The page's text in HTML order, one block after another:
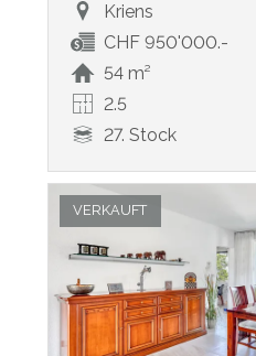
Kriens
CHF 950'000.-
54 m²
2.5
27. Stock
VERKAUFT